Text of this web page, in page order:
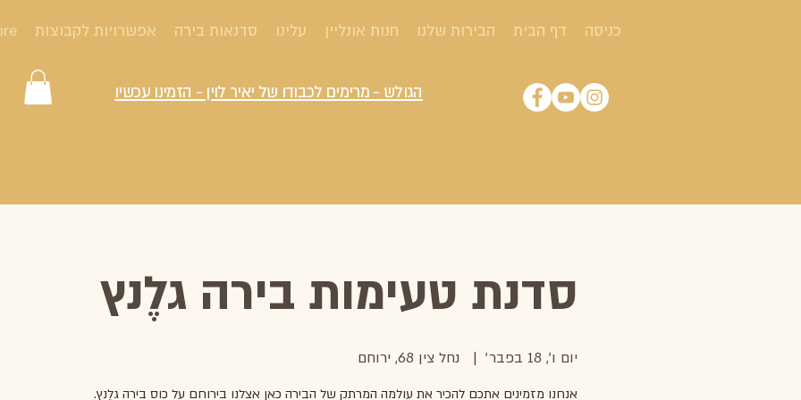
הגולש - מרימים לכבודו של יאיר לוין - הזמינו עכשיו
כניסה דף הבית הבירות שלנו חנות אונליין עלינו סדנאות בירה אפשרויות לקבוצות
סדנת טעימות בירה גלֶנץ
יום ו׳, 18 בפבר׳
  |
נחל צין 68, ירוחם
אנחנו מזמינים אתכם להכיר את עולמה המרתק של הבירה כאן אצלנו בירוחם על כוס בירה גלֶנץ.